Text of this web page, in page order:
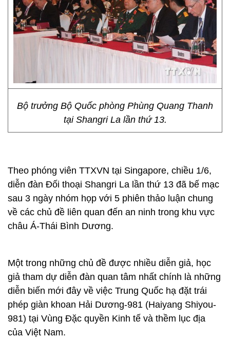
Bộ trưởng Bộ Quốc phòng Phùng Quang Thanh
tại Shangri La lần thứ 13.
Theo phóng viên TTXVN tại Singapore, chiều 1/6,
diễn đàn Đối thoại Shangri La lần thứ 13 đã bế mạc
sau 3 ngày nhóm họp với 5 phiên thảo luận chung
về các chủ đề liên quan đến an ninh trong khu vực
châu Á-Thái Bình Dương.
Một trong những chủ đề được nhiều diễn giả, học
giả tham dự diễn đàn quan tâm nhất chính là những
diễn biến mới đây về việc Trung Quốc hạ đặt trái
phép giàn khoan Hải Dương-981 (Haiyang Shiyou-
981) tại Vùng Đặc quyền Kinh tế và thềm lục địa
của Việt Nam.